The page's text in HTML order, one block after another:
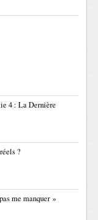
4 : La Dernière
?
me manquer »